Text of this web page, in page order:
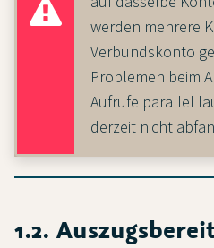
werden mehrere
Verbundskonto
Problemen beim
Aufrufe parallel
derzeit nicht
1.2.